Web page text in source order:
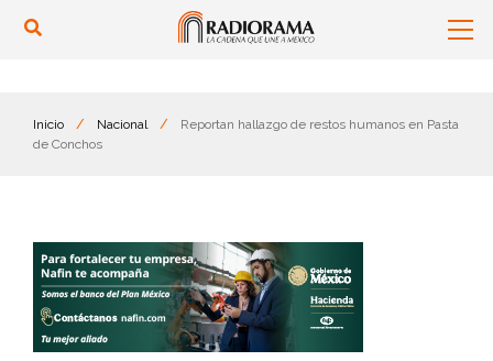
Inicio / Nacional /
Reportan hallazgo de restos humanos en Pasta
de Conchos